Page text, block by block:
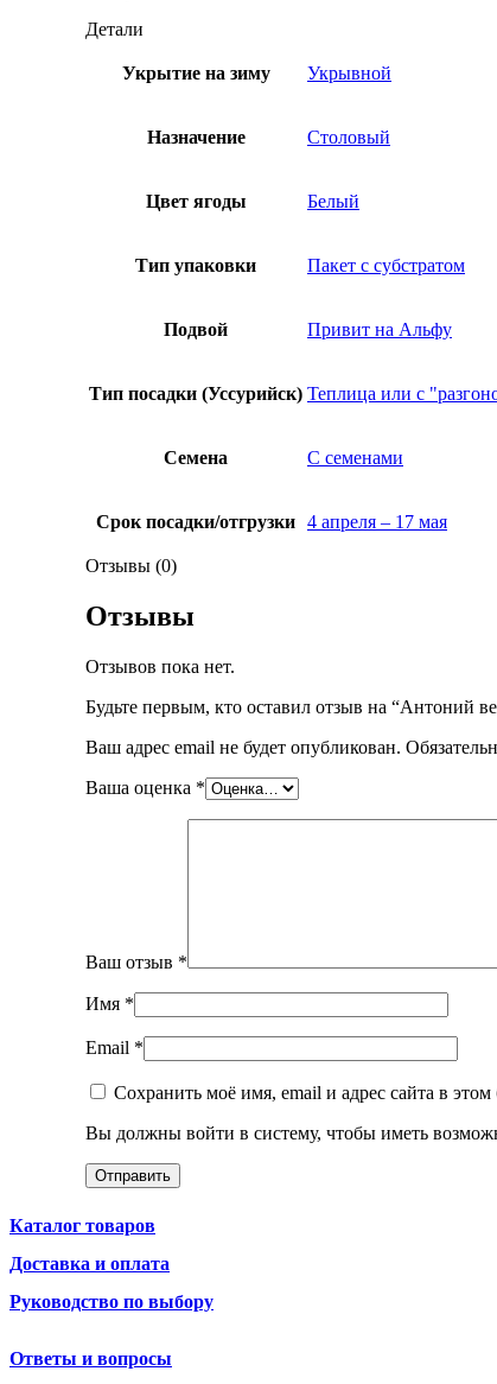
Детали
Укрытие на зиму Укрывной
Назначение Столовый
Цвет ягоды Белый
Тип упаковки Пакет с субстратом
Подвой Привит на Альфу
Тип посадки (Уссурийск) Теплица или с
Семена С семенами
Срок посадки/отгрузки 4 апреля – 17 мая
Отзывы (0)
Отзывы
Отзывов пока нет.
Будьте первым, кто оставил отзыв на “Антоний
Ваш адрес email не будет опубликован.
Ваша оценка *
Ваш отзыв *
Имя *
Email *
Сохранить моё имя, email и адрес сайта в
Вы должны войти в систему, чтобы иметь
Каталог товаров
Доставка и оплата
Руководство по выбору
Ответы и вопросы